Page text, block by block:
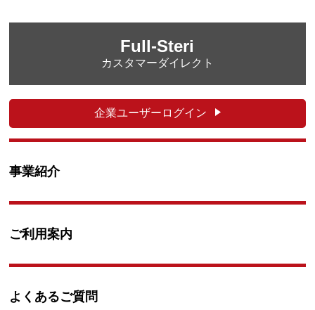
Full-Steri
カスタマーダイレクト
企業ユーザーログイン
事業紹介
ご利用案内
よくあるご質問